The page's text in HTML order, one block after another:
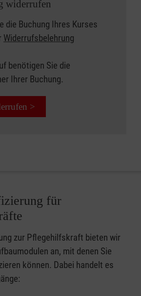
widerrufen
die Buchung Ihres Kurses
Widerrufsbelehrung
benötigen Sie die
Ihrer Buchung.
>
für
zur Pflegehilfskraft bieten wir
an, mit denen Sie
können. Dabei handelt es